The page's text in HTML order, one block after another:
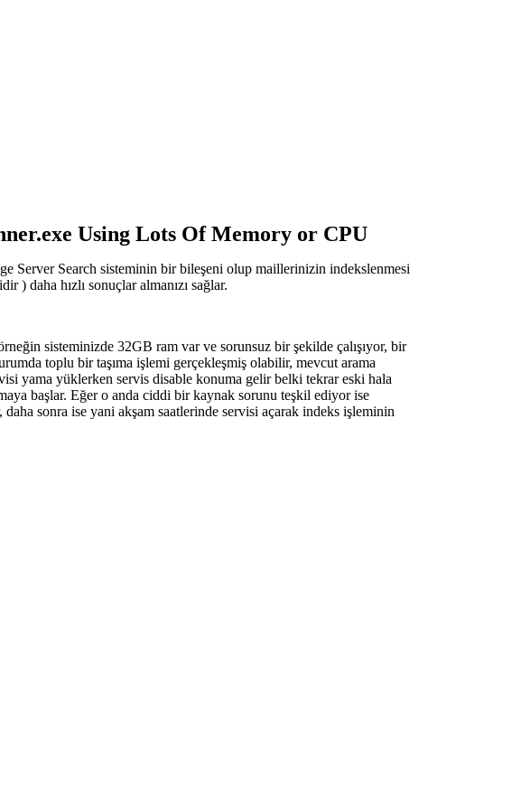
Using Lots Of Memory or CPU
Server Search sisteminin bir bileşeni olup maillerinizin indekslenmesi
) daha hızlı sonuçlar almanızı sağlar.
sisteminizde 32GB ram var ve sorunsuz bir şekilde çalışıyor, bir
toplu bir taşıma işlemi gerçekleşmiş olabilir, mevcut arama
yama yüklerken servis disable konuma gelir belki tekrar eski hala
başlar. Eğer o anda ciddi bir kaynak sorunu teşkil ediyor ise
sonra ise yani akşam saatlerinde servisi açarak indeks işleminin